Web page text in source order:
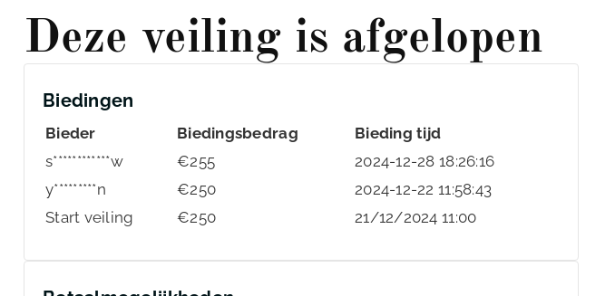
Deze veiling is afgelopen
Biedingen
Bieder Biedingsbedrag
Bieding tijd
s************w
€255
2024-12-28 18:26:16
y*********n
€250
2024-12-22 11:58:43
Start veiling
€250 21/12/2024 11:00